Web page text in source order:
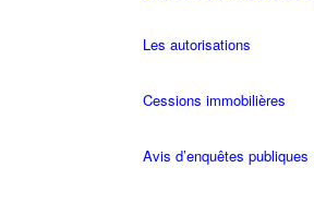
Les autorisations
Cessions immobilières
Avis d’enquêtes publiques